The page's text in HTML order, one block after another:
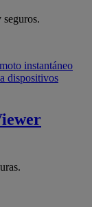
instantáneo
dispositivos